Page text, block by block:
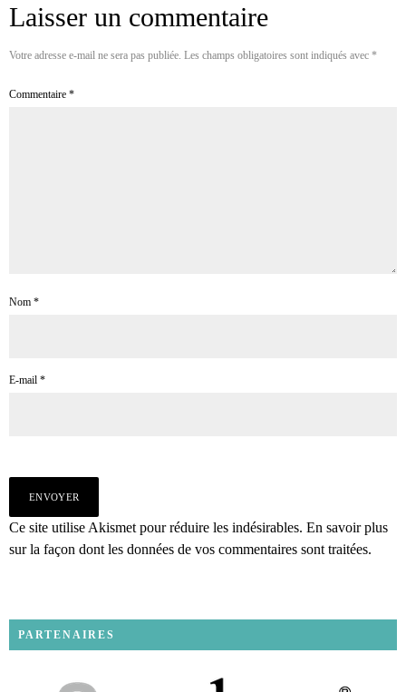
Laisser un commentaire
Votre adresse e-mail ne sera pas publiée. Les champs obligatoires sont indiqués avec *
Commentaire *
Nom *
E-mail *
Ce site utilise Akismet pour réduire les indésirables. En savoir plus
sur la façon dont les données de vos commentaires sont traitées.
PARTENAIRES